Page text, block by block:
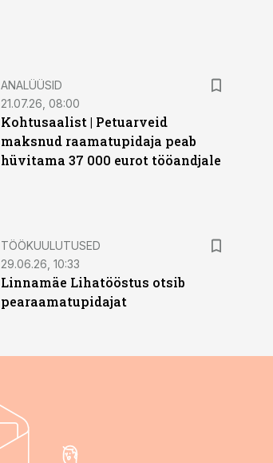
ANALÜÜSID
21.07.26, 08:00
Kohtusaalist | Petuarveid
maksnud raamatupidaja peab
hüvitama 37 000 eurot tööandjale
ST
TÖÖKUULUTUSED
29.06.26, 10:33
Linnamäe Lihatööstus otsib
pearaamatupidajat